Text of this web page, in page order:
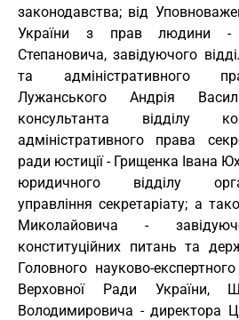
законодавства; від
України з прав людини -
Степановича, завідуючого
та адміністративного
Лужанського Андрія
консультанта відділу
адміністративного права
ради юстиції - Грищенка Івана
юридичного відділу
управління секретаріату; а
Миколайовича -
конституційних питань та
Головного науково-
Верховної Ради України,
Володимировича - директора